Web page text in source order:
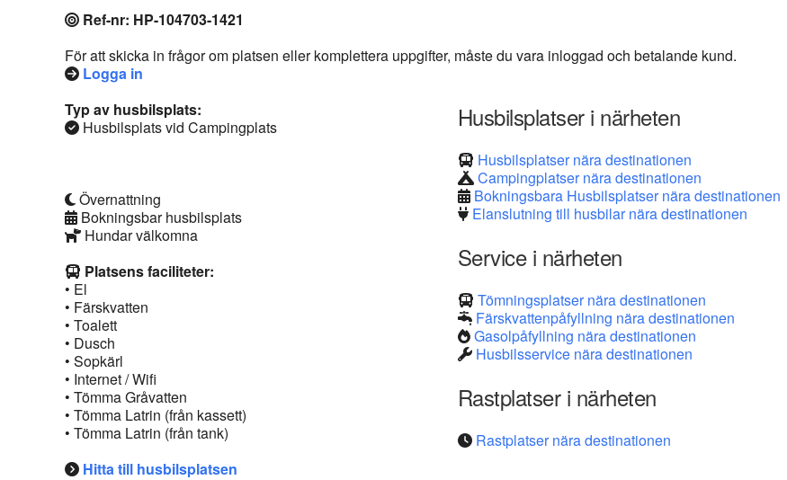
Ref-nr: HP-104703-1421
För att skicka in frågor om platsen eller komplettera uppgifter, måste du vara inloggad och betalande kund.
Logga in
Typ av husbilsplats:
Husbilsplats vid Campingplats
Övernattning
Bokningsbar husbilsplats
Hundar välkomna
Platsens faciliteter:
• El
• Färskvatten
• Toalett
• Dusch
• Sopkärl
• Internet / Wifi
• Tömma Gråvatten
• Tömma Latrin (från kassett)
• Tömma Latrin (från tank)
Hitta till husbilsplatsen
Husbilsplatser i närheten
Husbilsplatser nära destinationen
Campingplatser nära destinationen
Bokningsbara Husbilsplatser nära destinationen
Elanslutning till husbilar nära destinationen
Service i närheten
Tömningsplatser nära destinationen
Färskvattenpåfyllning nära destinationen
Gasolpåfyllning nära destinationen
Husbilsservice nära destinationen
Rastplatser i närheten
Rastplatser nära destinationen